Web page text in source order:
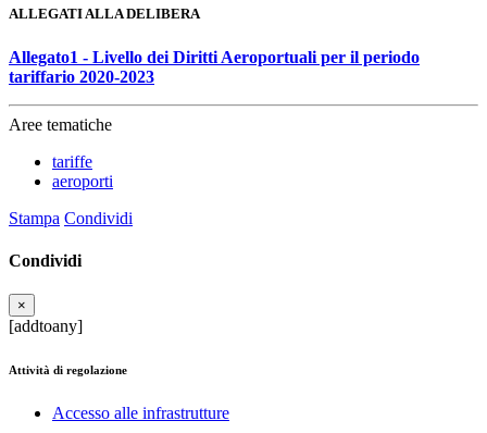
ALLEGATI ALLA DELIBERA
Allegato1 - Livello dei Diritti Aeroportuali per il periodo
tariffario 2020-2023
Aree tematiche
tariffe
aeroporti
Stampa Condividi
Condividi
×
[addtoany]
Attività di regolazione
Accesso alle infrastrutture